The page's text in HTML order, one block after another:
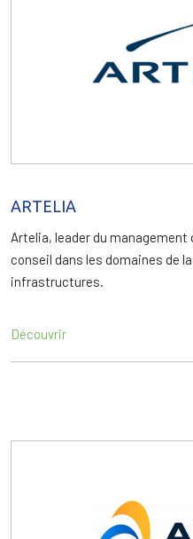
ARTELIA
Artelia, leader du management
conseil dans les domaines de
infrastructures.
Découvrir